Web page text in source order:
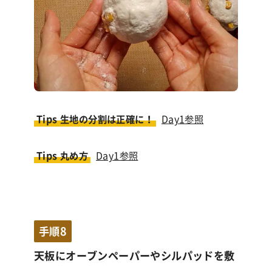
Tips 生地の分割は正確に！ Day1参照
Tips 丸め方 Day1参照
手順8
天板にオーブンペーパーやシルパッドを敷